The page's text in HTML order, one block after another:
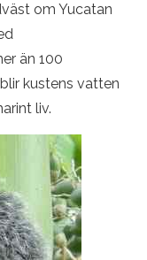
om Yucatan
än 100
kustens vatten
liv.